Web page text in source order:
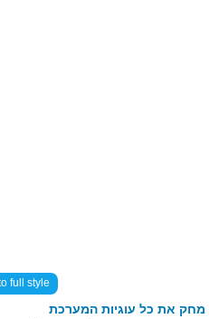
full style
מחק את כל עוגיות המערכת